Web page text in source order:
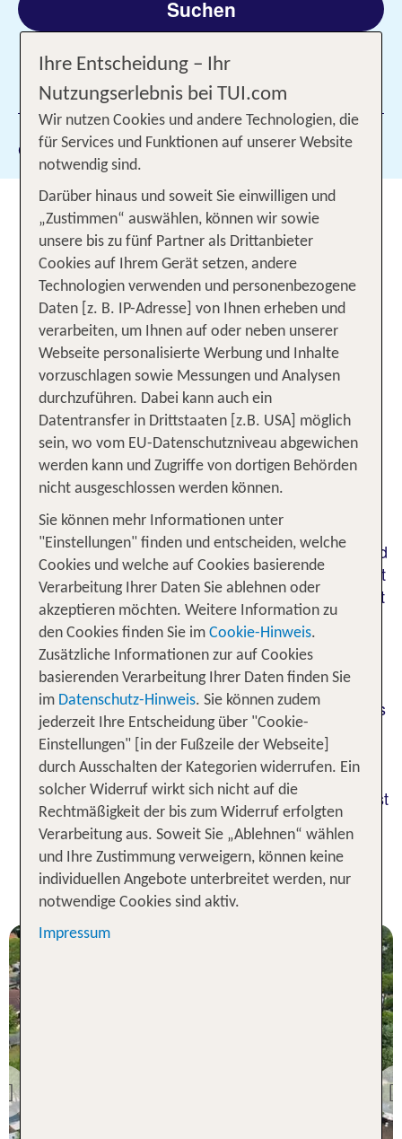
Suchen
1 Filter hinzugefügt
Gewählte Filter: Cervia
Abwechslungsreiche Tage im
Urlaub in Cervia in Italien
30 Kilometer nördlich von Rimini liegt an der
Adriaküste der Emilia Romagna der beliebte
Urlaubsort Cervia. Dort erholst Du Dich am
gepflegten Sandstrand und erfährst nebenbei,
welche Bedeutung der Abbau des süßen
Meersalzes in den Salinen schon im Mittelalter
hatte. Deine Urlaubstage in Cervia gestaltest Du
abwechslungsreich mit einem Einkaufsbummel im
Nachbarort Milano Marittima, einem Besuch des
Schmetterlingshauses oder kleinen
komfortabel ausgestattete Hotels in Cervia direkt
am Meer oder nur wenige Schritte vom Sandstrand
entfernt. In modern eingerichteten Zimmern erholst
Du Dich als Alleinreisender, im Romantikurlaub mit
dem Partner oder mit der Familie ausgezeichnet.
Die Urlaubsangebote umfassen Aktivitäten und
Bewegung in der Natur, interessante
Besichtigungen sowie Wellness und Gesundheit
und sprechen somit Reisende jeden Alters an. Das
Wetter in Cervia ist von April bis Oktober
vorwiegend sonnig und warm. Im Sommer reichen
die Temperaturen bis an die 30 Grad heran. Einen
Urlaub in Cervia nach Deinen Vorstellungen buchst
Du mit TUI zu besonders günstigen Preisen.
1 Woche Urlaub in Cervia inkl.
Flug - Unsere TOP Angebote
Previous
Ihre Entscheidung – Ihr
Nutzungserlebnis bei TUI.com
Wir nutzen Cookies und andere Technologien, die
für Services und Funktionen auf unserer Website
notwendig sind.
Darüber hinaus und soweit Sie einwilligen und
„Zustimmen“ auswählen, können wir sowie
unsere bis zu fünf Partner als Drittanbieter
Cookies auf Ihrem Gerät setzen, andere
Technologien verwenden und personenbezogene
Daten [z. B. IP-Adresse] von Ihnen erheben und
verarbeiten, um Ihnen auf oder neben unserer
Webseite personalisierte Werbung und Inhalte
vorzuschlagen sowie Messungen und Analysen
durchzuführen. Dabei kann auch ein
Datentransfer in Drittstaaten [z.B. USA] möglich
sein, wo vom EU-Datenschutzniveau abgewichen
werden kann und Zugriffe von dortigen Behörden
nicht ausgeschlossen werden können.
Sie können mehr Informationen unter
"Einstellungen" finden und entscheiden, welche
Cookies und welche auf Cookies basierende
Verarbeitung Ihrer Daten Sie ablehnen oder
akzeptieren möchten. Weitere Information zu
den Cookies finden Sie im Cookie-Hinweis.
Zusätzliche Informationen zur auf Cookies
basierenden Verarbeitung Ihrer Daten finden Sie
im Datenschutz-Hinweis. Sie können zudem
jederzeit Ihre Entscheidung über "Cookie-
Einstellungen" [in der Fußzeile der Webseite]
durch Ausschalten der Kategorien widerrufen. Ein
solcher Widerruf wirkt sich nicht auf die
Rechtmäßigkeit der bis zum Widerruf erfolgten
Verarbeitung aus. Soweit Sie „Ablehnen“ wählen
und Ihre Zustimmung verweigern, können keine
individuellen Angebote unterbreitet werden, nur
notwendige Cookies sind aktiv.
Impressum